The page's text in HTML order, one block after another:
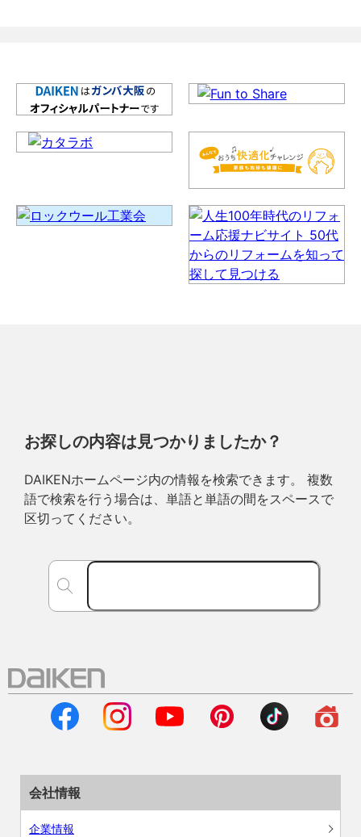
お探しの内容は見つかりましたか？
DAIKENホームページ内の情報を検索できます。 複数
語で検索を行う場合は、単語と単語の間をスペースで
区切ってください。
会社情報
企業情報